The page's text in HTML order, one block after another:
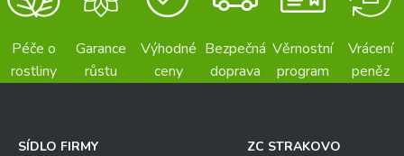
Péče o
rostliny
Garance
růstu
Výhodné
ceny
Bezpečná
doprava
Věrnostní
program
Vrácení
peněz
SÍDLO FIRMY
ZC STRAKOVO